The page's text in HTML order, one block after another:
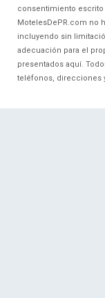
consentimiento escrito
MotelesDePR.com no
incluyendo sin
adecuación para el
presentados aquí.
teléfonos, direcciones